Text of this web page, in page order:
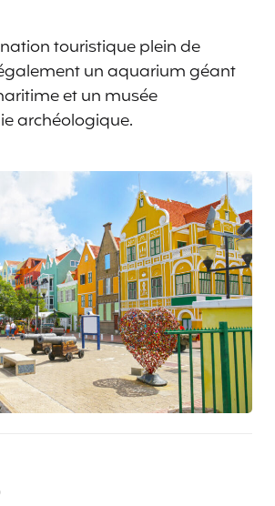
touristique plein de
un aquarium géant
et un musée
archéologique.